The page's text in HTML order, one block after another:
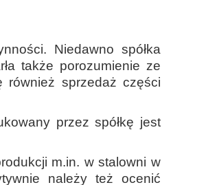
Niedawno spółka
także porozumienie ze
również sprzedaż części
przez spółkę jest
m.in. w stalowni w
należy też ocenić